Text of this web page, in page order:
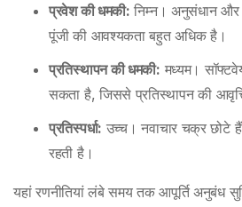
प्रवेश की धमकी: निम्न। अनुसंधान और
पूंजी की आवश्यकता बहुत अधिक है।
प्रतिस्थापन की धमकी: मध्यम।
सकता है, जिससे प्रतिस्थापन की
प्रतिस्पर्धा: उच्च। नवाचार चक्र छोटे
रहती है।
यहां रणनीतियां लंबे समय तक आपूर्ति अनुबंध